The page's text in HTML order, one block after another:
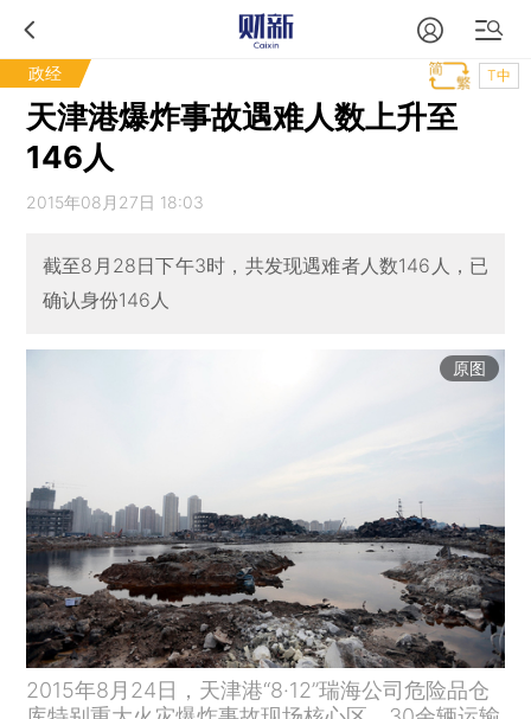
政经 T中
天津港爆炸事故遇难人数上升至
146人
2015年08月27日 18:03
截至8月28日下午3时，共发现遇难者人数146人，已
确认身份146人
原图
2015年8月24日，天津港“8·12”瑞海公司危险品仓